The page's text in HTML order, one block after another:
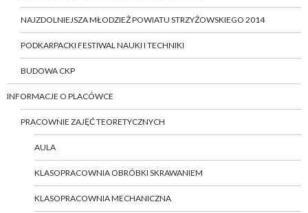
NAJZDOLNIEJSZA MŁODZIEŻ POWIATU STRZYŻOWSKIEGO 2014
PODKARPACKI FESTIWAL NAUKI I TECHNIKI
BUDOWA CKP
INFORMACJE O PLACÓWCE
PRACOWNIE ZAJĘĆ TEORETYCZNYCH
AULA
KLASOPRACOWNIA OBRÓBKI SKRAWANIEM
KLASOPRACOWNIA MECHANICZNA